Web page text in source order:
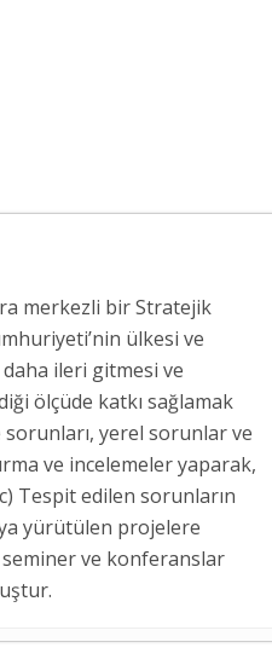
merkezli bir Stratejik
ülkesi ve
ileri gitmesi ve
ölçüde katkı sağlamak
yerel sorunlar ve
ve incelemeler yaparak,
Tespit edilen sorunların
yürütülen projelere
ve konferanslar